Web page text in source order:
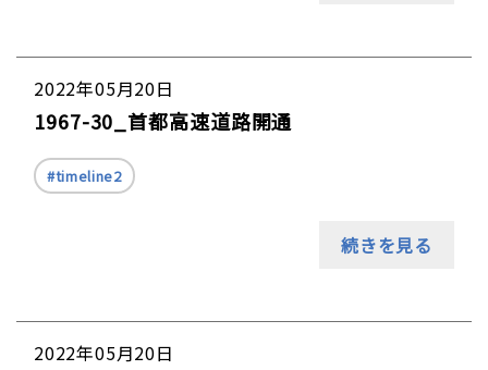
2022年05月20日
1967-30_首都高速道路開通
timeline2
続きを見る
2022年05月20日